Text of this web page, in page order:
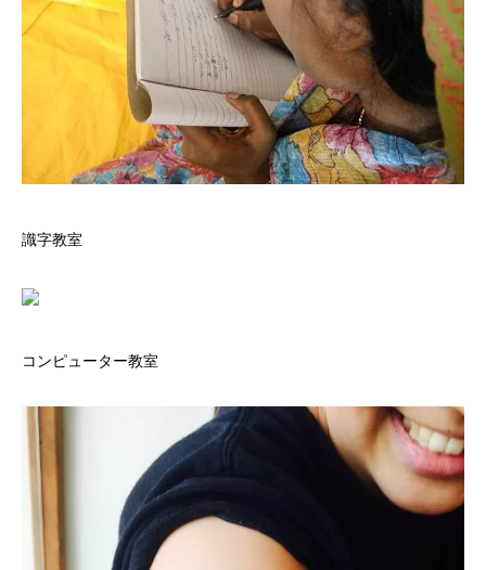
識字教室
コンピューター教室